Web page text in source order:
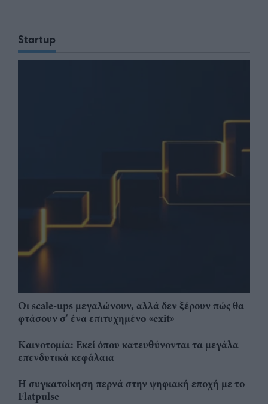
Startup
Οι scale-ups μεγαλώνουν, αλλά δεν ξέρουν πώς θα
φτάσουν σ' ένα επιτυχημένο «exit»
Καινοτομία: Εκεί όπου κατευθύνονται τα μεγάλα
επενδυτικά κεφάλαια
Η συγκατοίκηση περνά στην ψηφιακή εποχή με το
Flatpulse